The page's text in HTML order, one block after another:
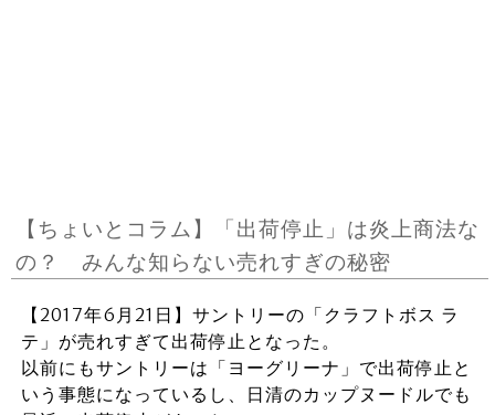
【ちょいとコラム】「出荷停止」は炎上商法な
の？ みんな知らない売れすぎの秘密
【2017年6月21日】サントリーの「クラフトボス ラ
テ」が売れすぎて出荷停止となった。
以前にもサントリーは「ヨーグリーナ」で出荷停止と
いう事態になっているし、日清のカップヌードルでも